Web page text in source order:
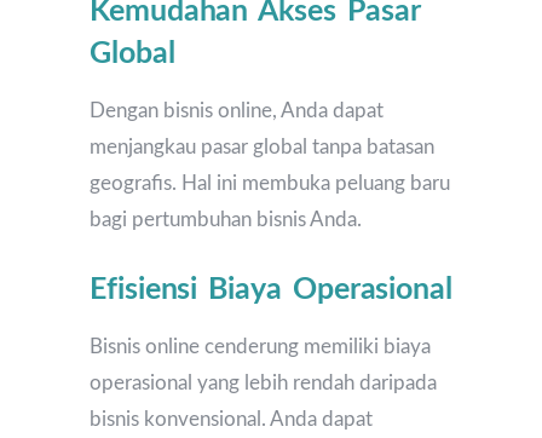
Kemudahan Akses Pasar
Global
Dengan bisnis online, Anda dapat
menjangkau pasar global tanpa batasan
geografis. Hal ini membuka peluang baru
bagi pertumbuhan bisnis Anda.
Efisiensi Biaya Operasional
Bisnis online cenderung memiliki biaya
operasional yang lebih rendah daripada
bisnis konvensional. Anda dapat